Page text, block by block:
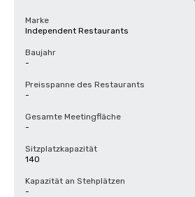
Marke
Independent Restaurants
Baujahr
-
Preisspanne des Restaurants
-
Gesamte Meetingfläche
-
Sitzplatzkapazität
140
Kapazität an Stehplätzen
-